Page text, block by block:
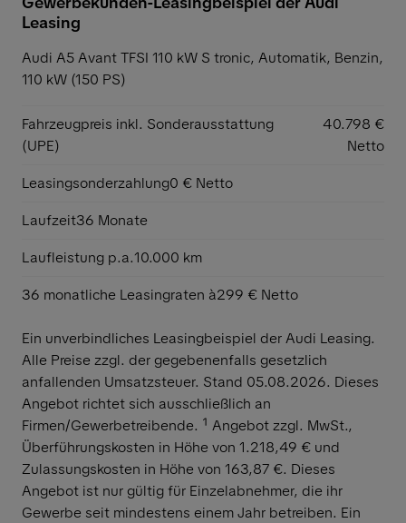
Leasing
Audi A5 Avant TFSI 110 kW S tronic, Automatik, Benzin,
110 kW (150 PS)
Fahrzeugpreis inkl. Sonderausstattung
(UPE)
40.798 €
Netto
Leasingsonderzahlung0 € Netto
Laufzeit36 Monate
Laufleistung p.a.10.000 km
36 monatliche Leasingraten à299 € Netto
Ein unverbindliches Leasingbeispiel der Audi Leasing.
Alle Preise zzgl. der gegebenenfalls gesetzlich
anfallenden Umsatzsteuer. Stand 05.08.2026. Dieses
Angebot richtet sich ausschließlich an
Firmen/Gewerbetreibende. ¹ Angebot zzgl. MwSt.,
Überführungskosten in Höhe von 1.218,49 € und
Zulassungskosten in Höhe von 163,87 €. Dieses
Angebot ist nur gültig für Einzelabnehmer, die ihr
Gewerbe seit mindestens einem Jahr betreiben. Ein